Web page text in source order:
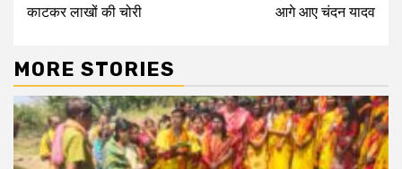
काटकर लाखों की चोरी
आगे आए चंदन यादव
MORE STORIES